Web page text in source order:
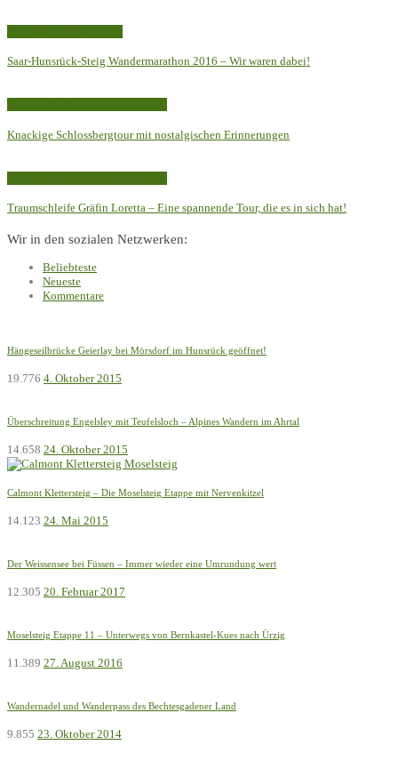
Saar-Hunsrück-Steig Wandermarathon 2016 – Wir waren dabei!
Knackige Schlossbergtour mit nostalgischen Erinnerungen
Traumschleife Gräfin Loretta – Eine spannende Tour, die es in sich hat!
Wir in den sozialen Netzwerken:
Beliebteste
Neueste
Kommentare
Hängeseilbrücke Geierlay bei Mörsdorf im Hunsrück geöffnet!
19.776 4. Oktober 2015
Überschreitung Engelsley mit Teufelsloch – Alpines Wandern im Ahrtal
14.658 24. Oktober 2015
Calmont Klettersteig – Die Moselsteig Etappe mit Nervenkitzel
14.123 24. Mai 2015
Der Weissensee bei Füssen – Immer wieder eine Umrundung wert
12.305 20. Februar 2017
Moselsteig Etappe 11 – Unterwegs von Bernkastel-Kues nach Ürzig
11.389 27. August 2016
Wandernadel und Wanderpass des Bechtesgadener Land
9.855 23. Oktober 2014